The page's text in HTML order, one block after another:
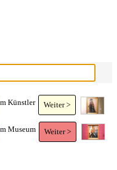
Künstler Weiter >
Museum Weiter >